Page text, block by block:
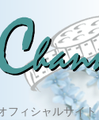
フィシャルサイト